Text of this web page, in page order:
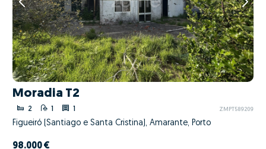
Moradia T2
2 1 1 ZMPT589209
Figueiró (Santiago e Santa Cristina), Amarante, Porto
98.000 €